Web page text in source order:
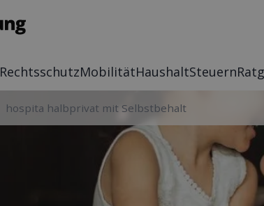
Rechts­schutzMobilitätHaushaltSteuern
hospita halbprivat mit Selbst­behalt